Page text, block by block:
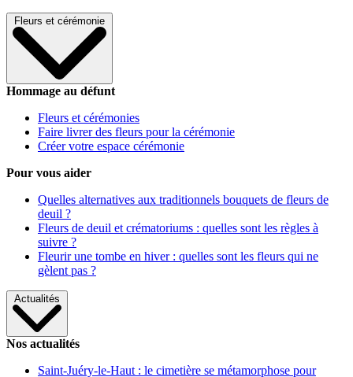
Fleurs et cérémonie
Hommage au défunt
Fleurs et cérémonies
Faire livrer des fleurs pour la cérémonie
Créer votre espace cérémonie
Pour vous aider
Quelles alternatives aux traditionnels bouquets de fleurs de
deuil ?
Fleurs de deuil et crématoriums : quelles sont les règles à
suivre ?
Fleurir une tombe en hiver : quelles sont les fleurs qui ne
gèlent pas ?
Actualités
Nos actualités
Saint-Juéry-le-Haut : le cimetière se métamorphose pour